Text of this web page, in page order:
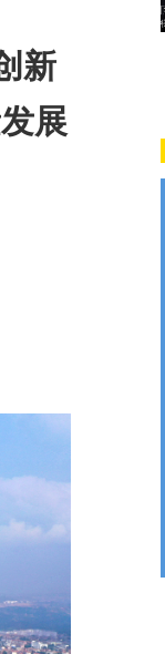
新
展
探月探火 走向深
奥密